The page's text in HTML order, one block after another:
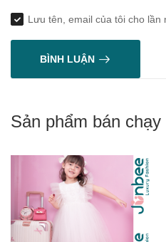
Lưu tên, email của tôi cho lần
BÌNH LUẬN
Sản phẩm bán chạy